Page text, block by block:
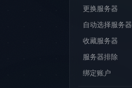
更换服务器
自动选择服务器
收藏服务器
服务器排除
绑定账户